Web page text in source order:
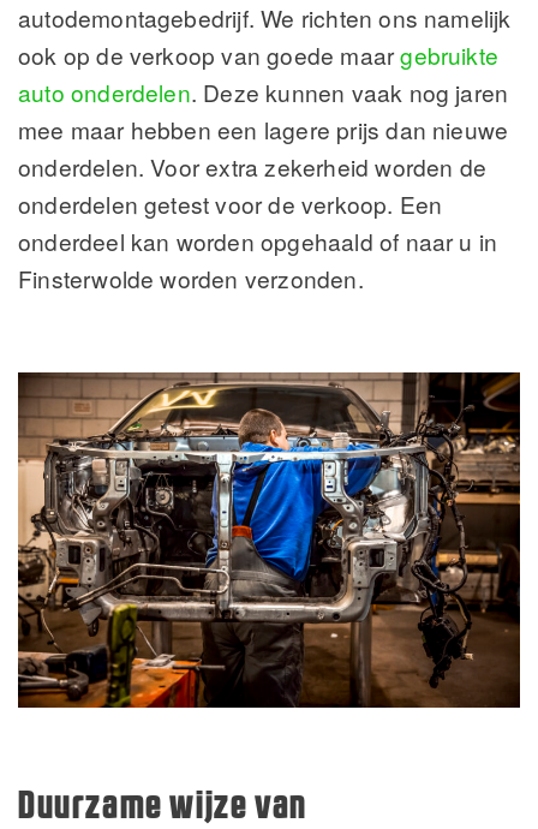
autodemontagebedrijf. We richten ons namelijk
ook op de verkoop van goede maargebruikte
auto onderdelen. Deze kunnen vaak nog jaren
mee maar hebben een lagere prijs dan nieuwe
onderdelen. Voor extra zekerheid worden de
onderdelen getest voor de verkoop. Een
onderdeel kan worden opgehaald of naar u in
Finsterwolde worden verzonden.
Duurzame wijze van